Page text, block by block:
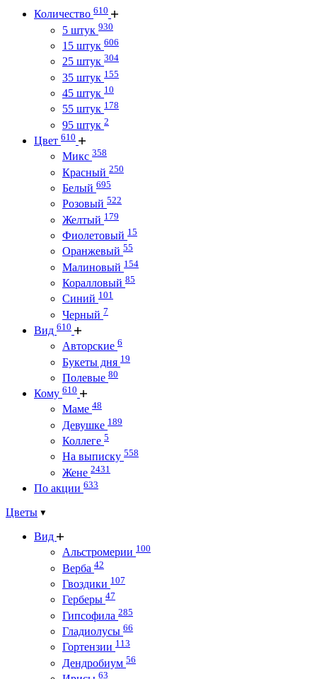
Количество 610
5 штук 930
15 штук 606
25 штук 304
35 штук 155
45 штук 10
55 штук 178
95 штук 2
Цвет 610
Микс 358
Красный 250
Белый 695
Розовый 522
Желтый 179
Фиолетовый 15
Оранжевый 55
Малиновый 154
Коралловый 85
Синий 101
Черный 7
Вид 610
Авторские 6
Букеты дня 19
Полевые 80
Кому 610
Маме 48
Девушке 189
Коллеге 5
На выписку 558
Жене 2431
По акции 633
Цветы
Вид
Альстромерии 100
Верба 42
Гвоздики 107
Герберы 47
Гипсофила 285
Гладиолусы 66
Гортензии 113
Дендробиум 56
63